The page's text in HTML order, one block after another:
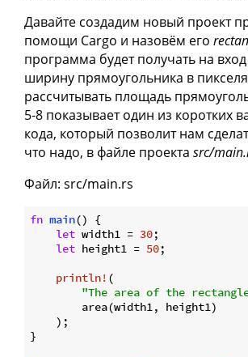
Давайте создадим новый проект
помощи Cargo и назовём его
программа будет получать на
ширину прямоугольника в
рассчитывать площадь
5-8 показывает один из коротких
кода, который позволит нам
что надо, в файле проекта src/
Файл: src/main.rs
fn main() {
let width1 = 30;
let height1 = 50;
println! (
"The area of the
        area(width1, height1)
    );
}